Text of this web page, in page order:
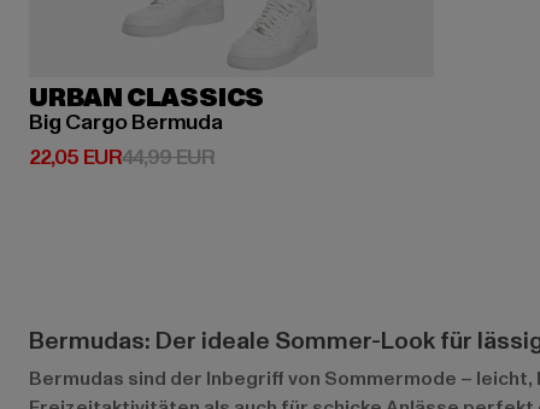
URBAN CLASSICS
Big Cargo Bermuda
22,05 EUR
Derzeitiger Preis: 22,05 EUR
44,99 EURAktionspreis: 44,99 EUR
Bermudas: Der ideale Sommer-Look für
Bermudas sind der Inbegriff von Sommermode –